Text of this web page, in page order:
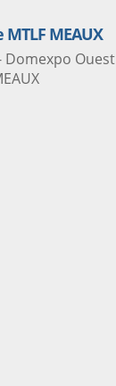
MEAUX
Domexpo Ouest